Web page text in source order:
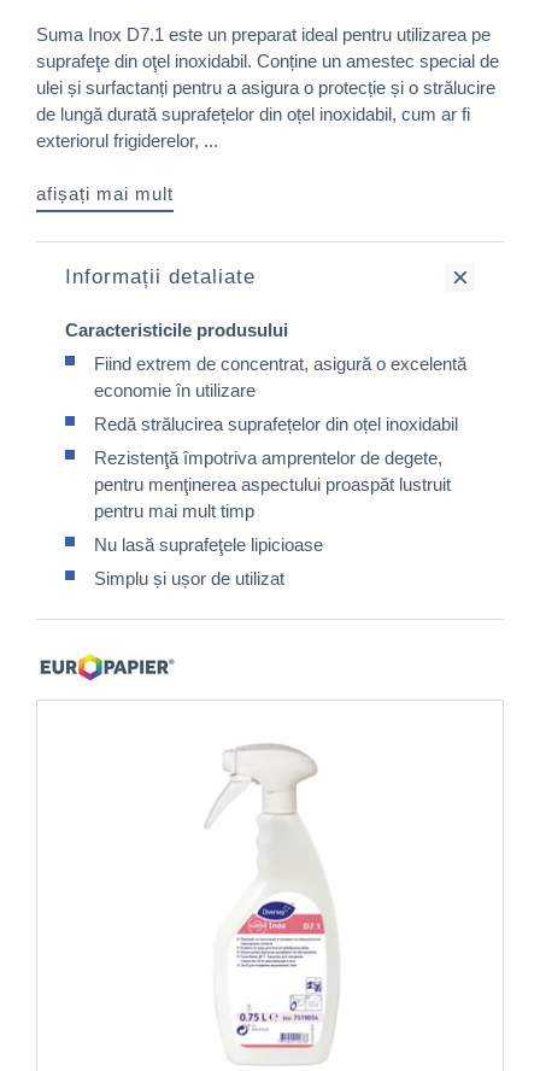
Suma Inox D7.1 este un preparat ideal pentru utilizarea pe
suprafeţe din oţel inoxidabil. Conține un amestec special de
ulei și surfactanți pentru a asigura o protecție și o strălucire
de lungă durată suprafețelor din oțel inoxidabil, cum ar fi
exteriorul frigiderelor, ...
afișați mai mult
Informații detaliate
Caracteristicile produsului
Fiind extrem de concentrat, asigură o excelentă
economie în utilizare
Redă strălucirea suprafețelor din oțel inoxidabil
Rezistenţă împotriva amprentelor de degete,
pentru menţinerea aspectului proaspăt lustruit
pentru mai mult timp
Nu lasă suprafeţele lipicioase
Simplu și ușor de utilizat